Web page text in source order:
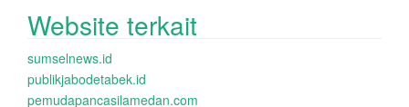
Website terkait
sumselnews.id
publikjabodetabek.id
pemudapancasilamedan.com